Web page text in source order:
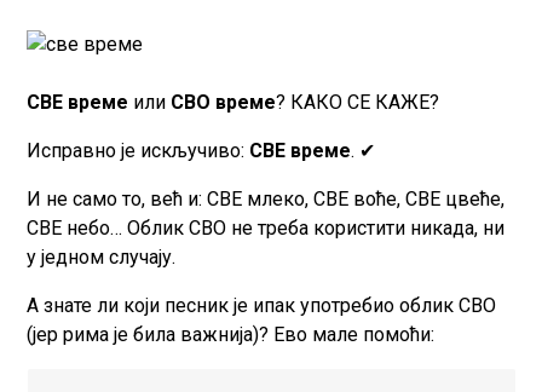
СВЕ време или СВО време? КАКО СЕ КАЖЕ?
Исправно је искључиво: СВЕ време. ✔
И не само то, већ и: СВЕ млеко, СВЕ воће, СВЕ цвеће,
СВЕ небо… Облик СВО не треба користити никада, ни
у једном случају.
А знате ли који песник је ипак употребио облик СВО
(јер рима је била важнија)? Ево мале помоћи: